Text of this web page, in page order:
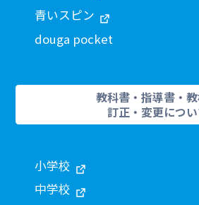
青いスピン
douga pocket
教科書・指導書・
訂正・変更につ
小学校
中学校